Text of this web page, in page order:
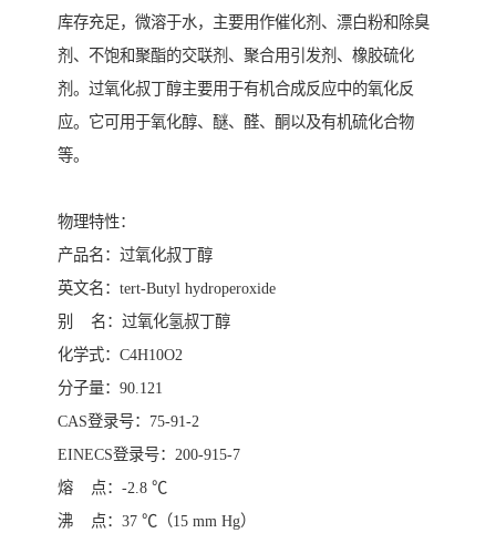
库存充足，微溶于水，主要用作催化剂、漂白粉和除臭
剂、不饱和聚酯的交联剂、聚合用引发剂、橡胶硫化
剂。过氧化叔丁醇主要用于有机合成反应中的氧化反
应。它可用于氧化醇、醚、醛、酮以及有机硫化合物
等。
物理特性：
产品名：过氧化叔丁醇
英文名：tert-Butyl hydroperoxide
别 名：过氧化氢叔丁醇
化学式：C4H10O2
分子量：90.121
CAS登录号：75-91-2
EINECS登录号：200-915-7
熔 点：-2.8 ℃
沸 点：37 ℃（15 mm Hg）